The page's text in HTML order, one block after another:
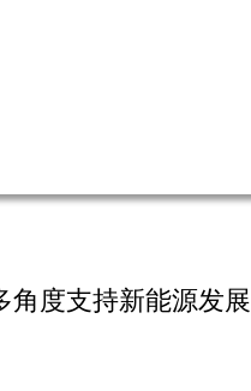
角度支持新能源发展